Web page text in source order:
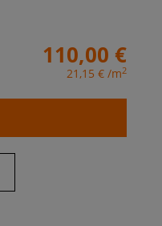
110,00 €
21,15 € /m2